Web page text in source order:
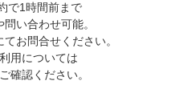
で1時間前まで
い合わせ可能。
お問合せください。
用については
確認ください。